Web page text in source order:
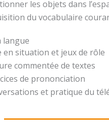
les objets dans
du vocabulaire
langue
en situation et jeux de rôle
commentée de textes
de prononciation
et pratique du